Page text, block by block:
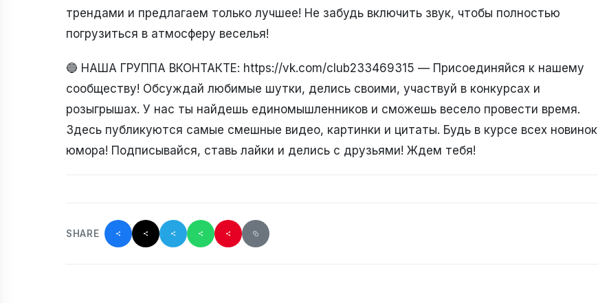
трендами и предлагаем только лучшее! Не забудь включить звук, чтобы полностью
погрузиться в атмосферу веселья!
🔵 НАША ГРУППА ВКОНТАКТЕ: https://vk.com/club233469315 — Присоединяйся к нашему
сообществу! Обсуждай любимые шутки, делись своими, участвуй в конкурсах и
розыгрышах. У нас ты найдешь единомышленников и сможешь весело провести время.
Здесь публикуются самые смешные видео, картинки и цитаты. Будь в курсе всех новинок
юмора! Подписывайся, ставь лайки и делись с друзьями! Ждем тебя!
SHARE